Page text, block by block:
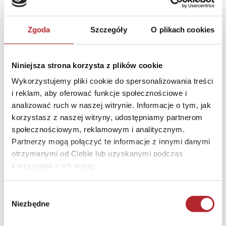
Zgoda Szczegóły O plikach cookies
Niniejsza strona korzysta z plików cookie
Wykorzystujemy pliki cookie do spersonalizowania treści
i reklam, aby oferować funkcje społecznościowe i
analizować ruch w naszej witrynie. Informacje o tym, jak
korzystasz z naszej witryny, udostępniamy partnerom
społecznościowym, reklamowym i analitycznym.
Partnerzy mogą połączyć te informacje z innymi danymi
otrzymanymi od Ciebie lub uzyskanymi podczas
korzystania z ich usług.
zgody
Niezbędne
Gra Mölkky w skrzynce
Tactic Games
Sug. cena det. 236,44 zł(brutto)
Zaloguj się, aby kupić
zobacz więcej